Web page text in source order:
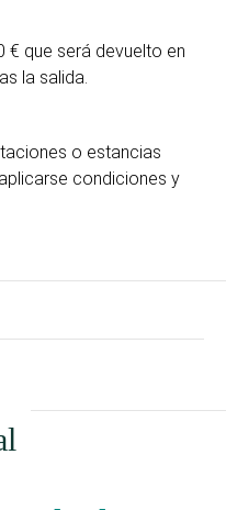
€ que será devuelto en
la salida.
o estancias
condiciones y